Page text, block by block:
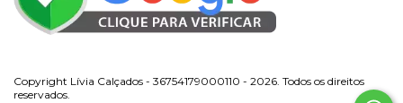
Copyright Lívia Calçados - 36754179000110 - 2026. Todos os direitos
reservados.